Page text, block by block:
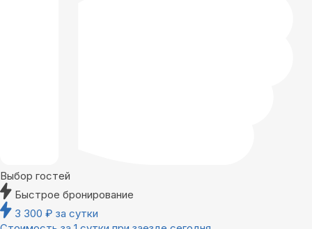
Выбор гостей
Быстрое бронирование
3 300 ₽ за сутки